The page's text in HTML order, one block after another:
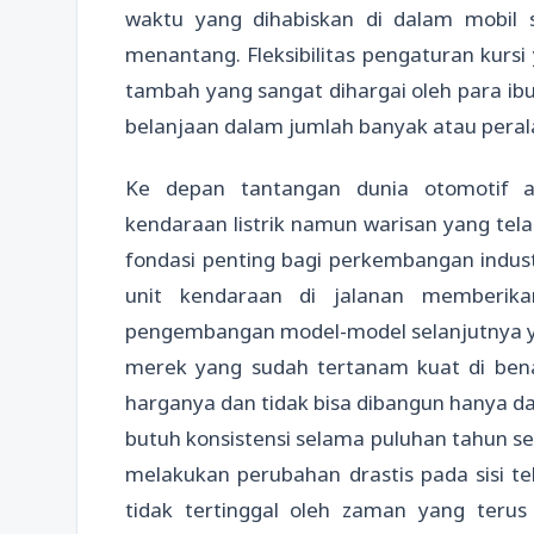
waktu yang dihabiskan di dalam
menantang. Fleksibilitas pengaturan
tambah yang sangat dihargai oleh para
belanjaan dalam jumlah banyak atau
Ke depan tantangan dunia otomotif
kendaraan listrik namun warisan yang
fondasi penting bagi perkembangan
unit kendaraan di jalanan
pengembangan model-model selanjutnya
merek yang sudah tertanam kuat di
harganya dan tidak bisa dibangun hanya
butuh konsistensi selama puluhan tahun
melakukan perubahan drastis pada sisi
tidak tertinggal oleh zaman yang